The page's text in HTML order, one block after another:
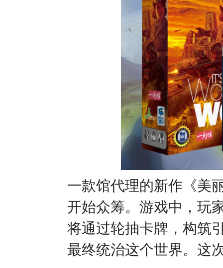
一款馆代理的新作《美
开始众筹。游戏中，玩
将通过轮抽卡牌，构筑
最终统治这个世界。这